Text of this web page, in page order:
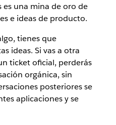
es una mina de oro de
e ideas de producto.
tienes que
ideas. Si vas a otra
ticket oficial, perderás
orgánica, sin
posteriores se
aplicaciones y se